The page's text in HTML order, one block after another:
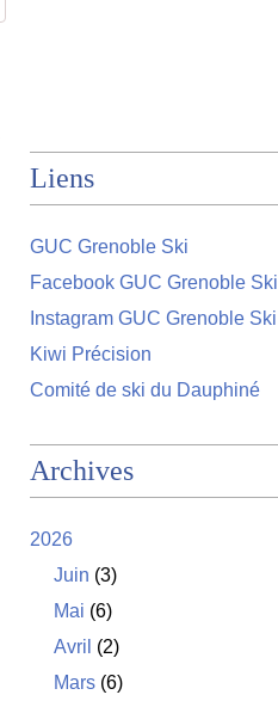
Liens
GUC Grenoble Ski
Facebook GUC Grenoble Ski
Instagram GUC Grenoble Ski
Kiwi Précision
Comité de ski du Dauphiné
Archives
2026
Juin (3)
Mai (6)
Avril (2)
Mars (6)